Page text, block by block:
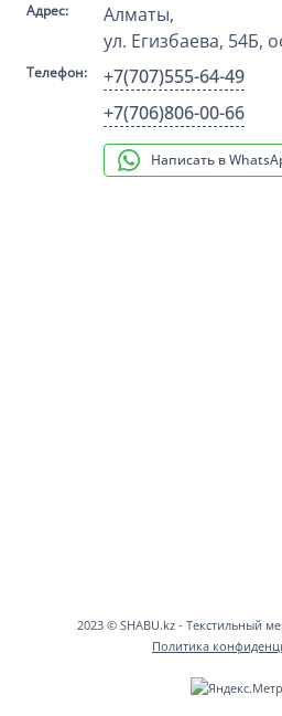
Адрес: Алматы,
ул. Егизбаева, 54Б,
Телефон:
+7(707)555-64-49
+7(706)806-00-66
Написать в
2023 © SHABU.kz - Текстильный
Политика